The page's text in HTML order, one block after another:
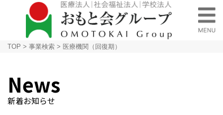
TOP > 事業検索 > 医療機関（回復期）
News
新着お知らせ